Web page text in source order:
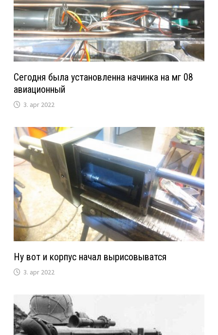
Сегодня была установленна начинка на мг 08
авиационный
3. apr 2022
Ну вот и корпус начал вырисовыватся
3. apr 2022